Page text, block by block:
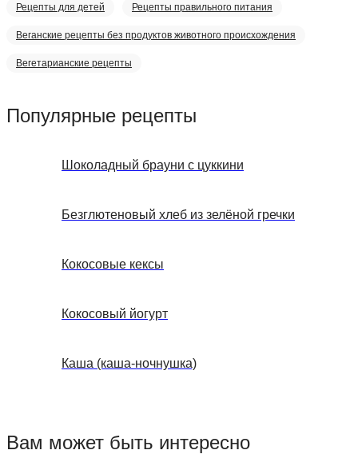
Рецепты для детей Рецепты правильного питания
Веганские рецепты без продуктов животного происхождения
Вегетарианские рецепты
Популярные рецепты
Шоколадный брауни с цуккини
Безглютеновый хлеб из зелёной гречки
Кокосовые кексы
Кокосовый йогурт
Каша (каша-ночнушка)
Вам может быть интересно